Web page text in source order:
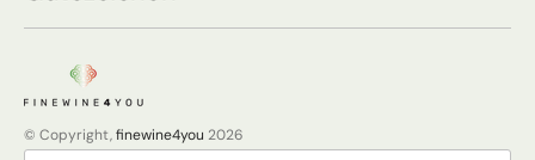
© Copyright,finewine4you 2026